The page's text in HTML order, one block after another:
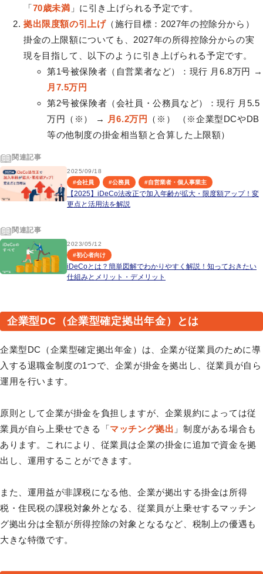
「70歳未満 」に引き上げられる予定です。
拠出限度額の引上げ（施行目標：2027年の控除分から）
掛金の上限額についても、2027年の所得控除分からの実
現を目指して、以下のように引き上げられる予定です。
第1号被保険者（自営業者など）：現行 月6.8万円 →
月7.5万円
第2号被保険者（会社員・公務員など）：現行 月5.5
万円（※） →
月6.2万円
（※） （※企業型DCやDB
等の他制度の掛金相当額と合算した上限額）
関連記事
2025/09/18
#会社員 #公務員 #自営業者・個人事業主
【2025】iDeCo法改正で加入年齢が拡大・限度額アップ！変
更点と活用法を解説
関連記事
2023/05/12
#初心者向け
iDeCoとは？簡単図解でわかりやすく解説！知っておきたい
仕組みとメリット・デメリット
企業型DC（企業型確定拠出年金）とは
企業型DC（企業型確定拠出年金）は、企業が従業員のために導
入する退職金制度の1つで、企業が掛金を拠出し、従業員が自ら
運用を行います。
原則として企業が掛金を負担しますが、企業規約によっては従
業員が自ら上乗せできる「マッチング拠出 」制度がある場合も
あります。これにより、従業員は企業の掛金に追加で資金を拠
出し、運用することができます。
また、運用益が非課税になる他、企業が拠出する掛金は所得
税・住民税の課税対象外となる、従業員が上乗せするマッチン
グ拠出分は全額が所得控除の対象となるなど、税制上の優遇も
大きな特徴です。